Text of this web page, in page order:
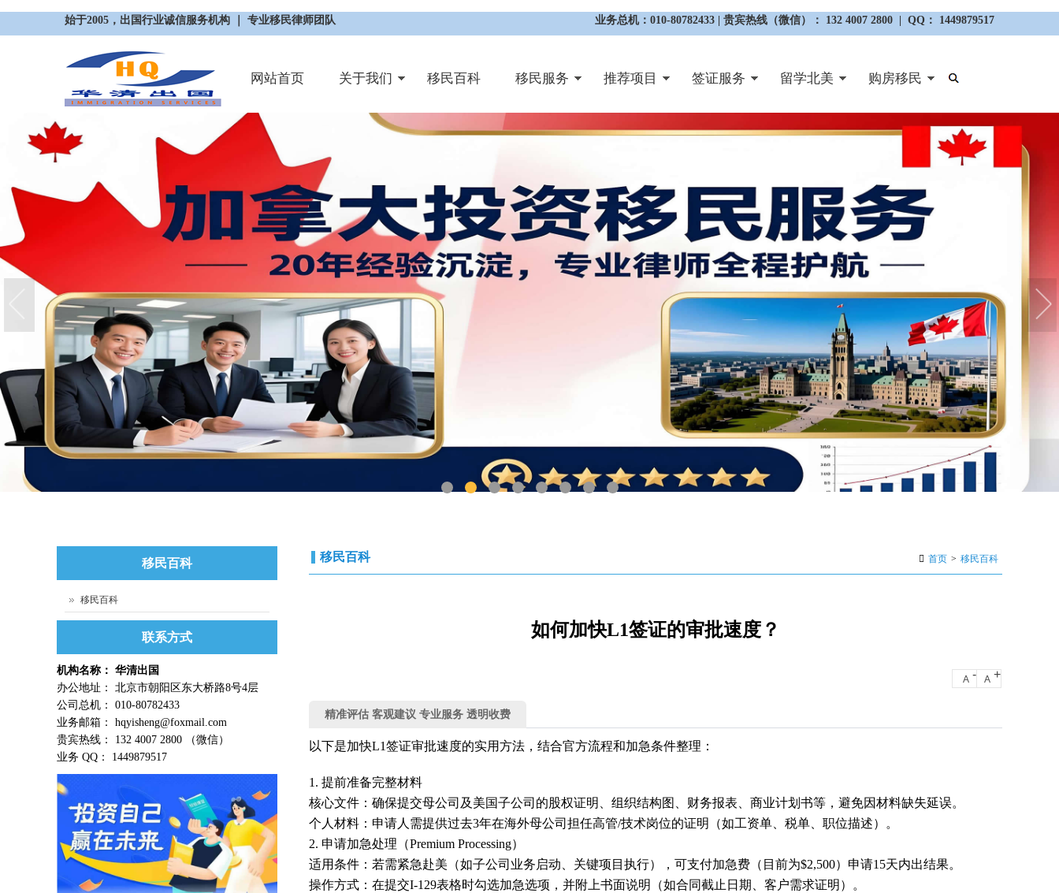
始于2005，出国行业诚信服务机构 ｜ 专业移民律师团队 业务总机：010-80782433 | 贵宾热线（微信）： 132 4007 2800 | QQ： 1449879517
网站首页 关于我们 移民百科 移民服务 推荐项目 签证服务 留学北美 购房移民
首页 > 移民百科
移民百科
如何加快L1签证的审批速度？
A - A +
精准评估 客观建议 专业服务 透明收费
以下是加快L1签证审批速度的实用方法，结合官方流程和加急条件整理：
1. 提前准备完整材料‌
核心文件‌：确保提交母公司及美国子公司的股权证明、组织结构图、财务报表、商业计划书等，避免因材料缺失延误‌。
个人材料‌：申请人需提供过去3年在海外母公司担任高管/技术岗位的证明（如工资单、税单、职位描述）‌。
2. 申请加急处理（Premium Processing）‌
适用条件‌：若需紧急赴美（如子公司业务启动、关键项目执行），可支付加急费（目前为$2,500）申请15天内出结果‌。
操作方式‌：在提交I-129表格时勾选加急选项，并附上书面说明（如合同截止日期、客户需求证明）‌。
移民百科
移民百科
联系方式
机构名称： 华清出国
办公地址： 北京市朝阳区东大桥路8号4层
公司总机： 010-80782433
业务邮箱： hqyisheng@foxmail.com
贵宾热线： 132 4007 2800 （微信）
业务 QQ： 1449879517